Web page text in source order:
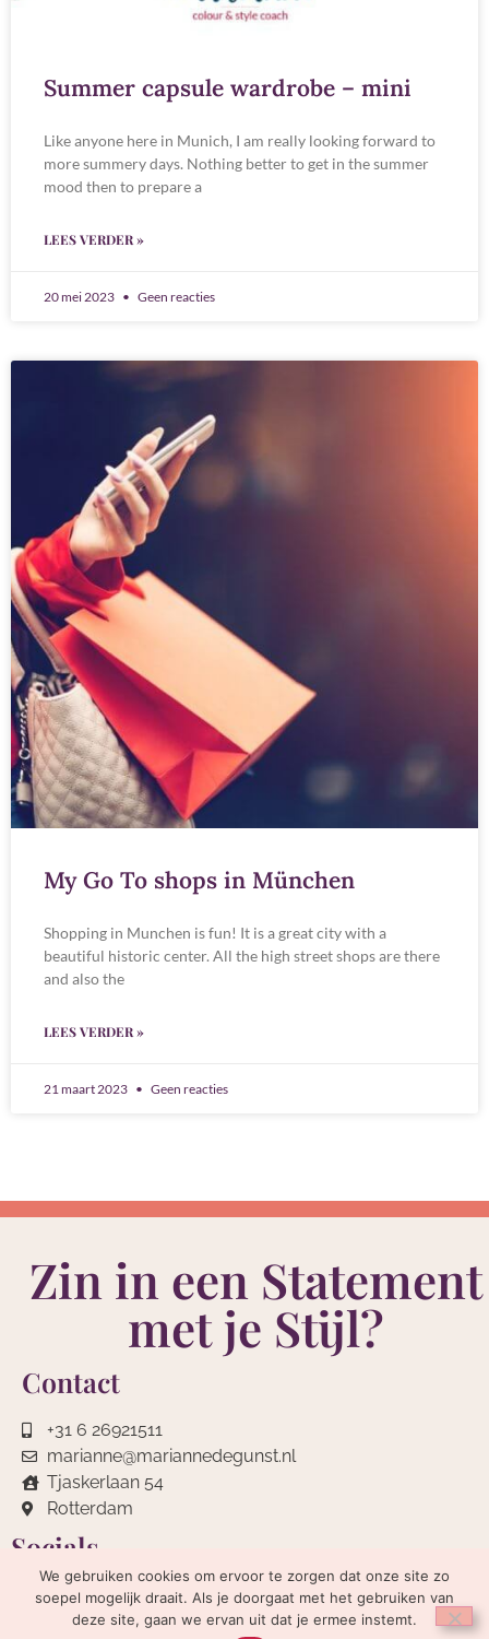
Summer capsule wardrobe – mini
Like anyone here in Munich, I am really looking forward to
more summery days. Nothing better to get in the summer
mood then to prepare a
LEES VERDER »
20 mei 2023 Geen reacties
My Go To shops in München
Shopping in Munchen is fun! It is a great city with a
beautiful historic center. All the high street shops are there
and also the
LEES VERDER »
21 maart 2023 Geen reacties
Zin in een Statement
met je Stijl?
Contact
‭+31 6 26921511
marianne@mariannedegunst.nl
Tjaskerlaan 54
Rotterdam
Socials
We gebruiken cookies om ervoor te zorgen dat onze site zo
soepel mogelijk draait. Als je doorgaat met het gebruiken van
deze site, gaan we ervan uit dat je ermee instemt.